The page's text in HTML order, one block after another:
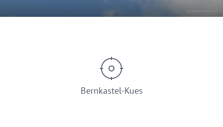
© Bjoern Wylezich
Bernkastel-Kues